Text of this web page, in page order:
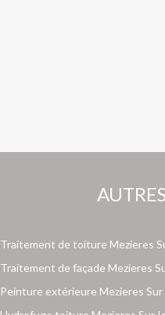
Traitement de toiture Mezieres
Traitement de façade Mezieres
Peinture extérieure Mezieres